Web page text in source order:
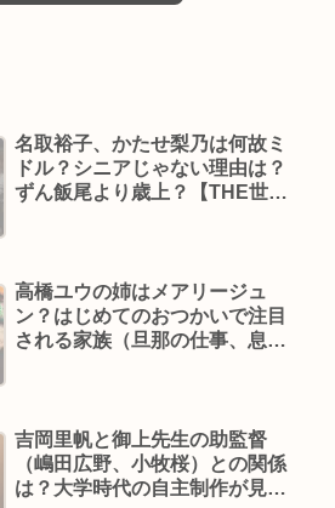
名取裕子、かたせ梨乃は何故ミ
ドル？シニアじゃない理由は？
ずん飯尾より歳上？【THE世代
高橋ユウの姉はメアリージュ
ン？はじめてのおつかいで注目
される家族（旦那の仕事、息
吉岡里帆と御上先生の助監督
（嶋田広野、小牧桜）との関係
は？大学時代の自主制作が見た